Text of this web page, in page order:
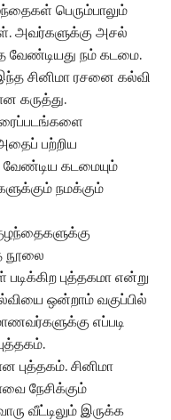
பெரும்பாலும்
அவர்களுக்கு அசல்
வேண்டியது நம் கடமை.
சினிமா ரசனை கல்வி
கருத்து.
பற்றிய
வேண்டிய கடமையும்
நமக்கும்
நூலை
புத்தகமா என்று
ஒன்றாம் வகுப்பில்
எப்படி
புத்தகம். சினிமா
நேசிக்கும்
வீட்டிலும் இருக்க